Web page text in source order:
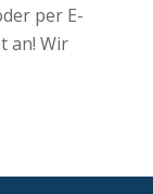
per E-
an! Wir